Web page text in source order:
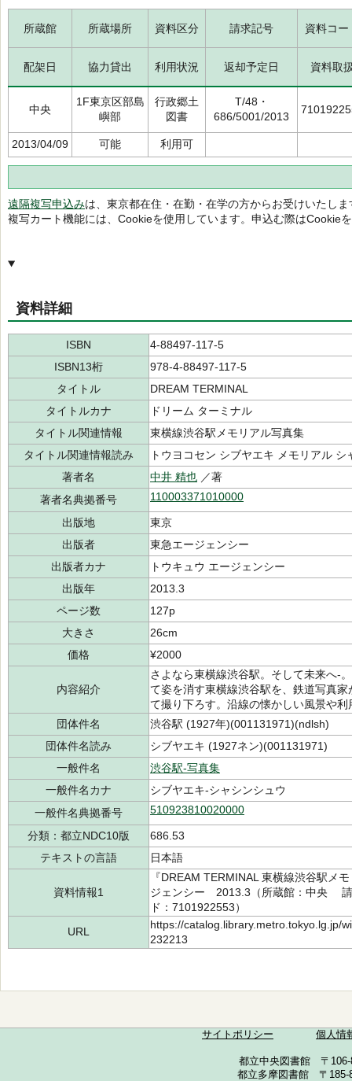
所蔵館 所蔵場所 資料区分 請求記号 資料コー
配架日 協力貸出 利用状況 返却予定日 資料取
中央
1F東京区部島
嶼部
行政郷土
図書
T/48・
686/5001/2013
2013/04/09 可能 利用可
遠隔複写申込みは、東京都在住・在勤・在学の方からお受けいたしま
複写カート機能には、Cookieを使用しています。申込む際はCookie
資料詳細
ISBN
4-88497-117-5
ISBN13桁
978-4-88497-117-5
タイトル
DREAM TERMINAL
タイトルカナ
ドリーム ターミナル
タイトル関連情報
東横線渋谷駅メモリアル写真集
タイトル関連情報読み
トウヨコセン シブヤエキ メモリアル シ
著者名
中井 精也 ／著
著者名典拠番号
110003371010000
出版地
東京
出版者
東急エージェンシー
出版者カナ
トウキュウ エージェンシー
出版年
2013.3
ページ数
127p
大きさ
26cm
価格
¥2000
内容紹介
さよなら東横線渋谷駅。そして未来へ-
て姿を消す東横線渋谷駅を、鉄道写真
て撮り下ろす。沿線の懐かしい風景や
団体件名
渋谷駅 (1927年)(001131971)(ndlsh)
団体件名読み
シブヤエキ (1927ネン)(001131971)
一般件名
渋谷駅-写真集
一般件名カナ
シブヤエキ-シャシンシュウ
一般件名典拠番号
510923810020000
分類：都立NDC10版
686.53
テキストの言語
日本語
資料情報1
『DREAM TERMINAL 東横線渋谷駅
ジェンシー 2013.3（所蔵館：中央
ド：7101922553）
URL
https://catalog.library.metro.tokyo.lg.jp/
232213
サイトポリシー 個人情
都立中央図書館 〒
都立多摩図書館 〒185-